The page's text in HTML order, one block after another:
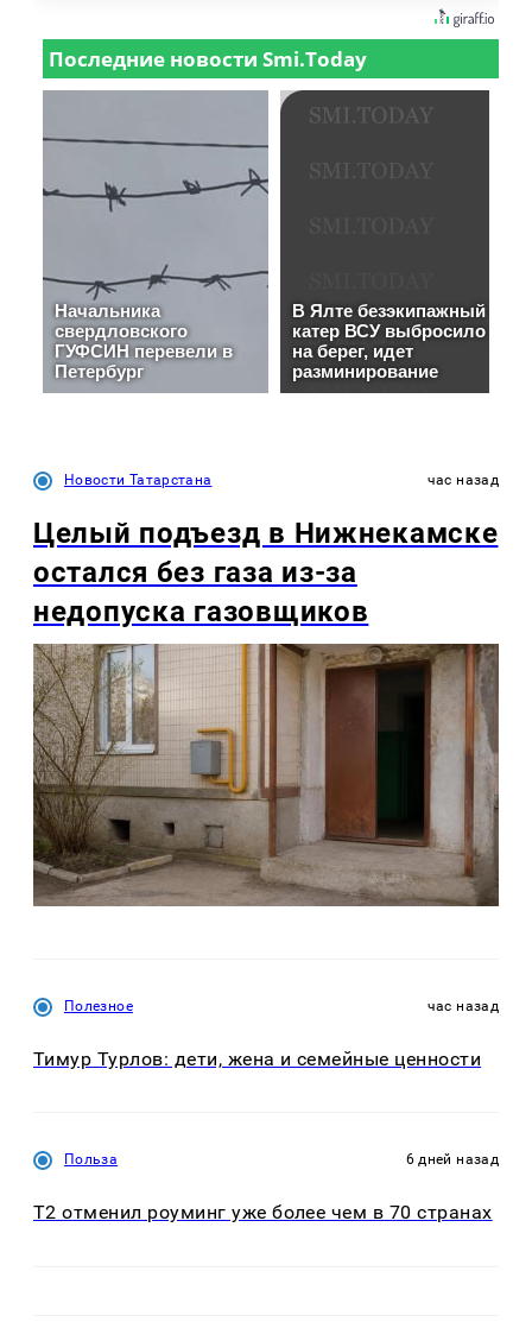
Новости Татарстана час назад
Целый подъезд в Нижнекамске
остался без газа из-за
недопуска газовщиков
Полезное час назад
Тимур Турлов: дети, жена и семейные ценности
Польза 6 дней назад
Т2 отменил роуминг уже более чем в 70 странах